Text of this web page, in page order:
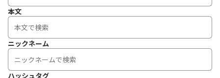
本文
ニックネーム
ハッシュタグ